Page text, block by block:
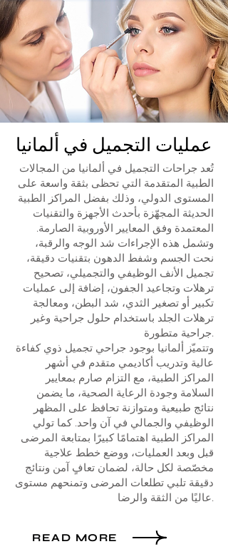
عمليات التجميل في ألمانيا
تُعد جراحات التجميل في ألمانيا من المجالات
الطبية المتقدمة التي تحظى بثقة واسعة على
المستوى الدولي، وذلك بفضل المراكز الطبية
الحديثة المجهّزة بأحدث الأجهزة والتقنيات
المعتمدة وفق المعايير الأوروبية الصارمة.
وتشمل هذه الإجراءات شد الوجه والرقبة،
نحت الجسم وشفط الدهون بتقنيات دقيقة،
تجميل الأنف الوظيفي والتجميلي، تصحيح
ترهلات وتجاعيد الجفون، إضافة إلى عمليات
تكبير أو تصغير الثدي، شد البطن، ومعالجة
ترهلات الجلد باستخدام حلول جراحية وغير
جراحية متطورة.
وتتميّز ألمانيا بوجود جراحي تجميل ذوي كفاءة
عالية وتدريب أكاديمي متقدم في أشهر
المراكز الطبية، مع التزام صارم بمعايير
السلامة وجودة الرعاية الصحية، ما يضمن
نتائج طبيعية ومتوازنة تحافظ على المظهر
الوظيفي والجمالي في آن واحد. كما تولي
المراكز الطبية اهتمامًا كبيرًا بمتابعة المرضى
قبل وبعد العمليات، ووضع خطط علاجية
مخصّصة لكل حالة، لضمان تعافٍ آمن ونتائج
دقيقة تلبي تطلعات المرضى وتمنحهم مستوى
عاليًا من الثقة والرضا.
READ MORE